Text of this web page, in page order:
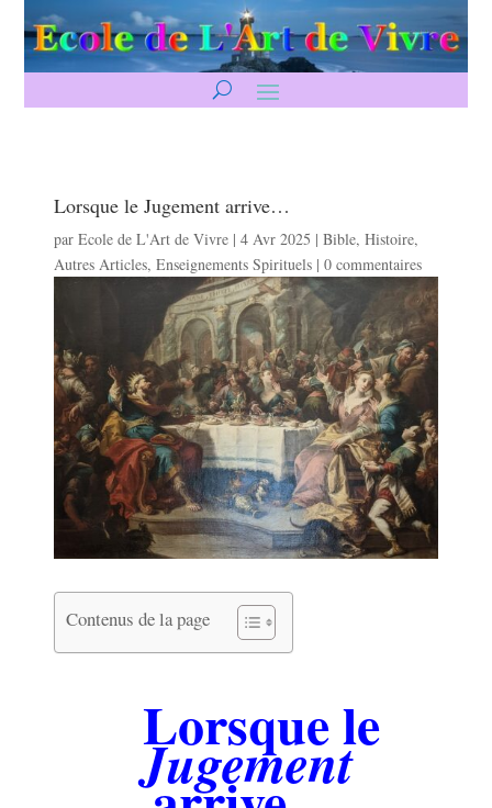
Lorsque le Jugement arrive…
parEcole de L'Art de Vivre |4 Avr 2025 |Bible,Histoire,
Autres Articles,Enseignements Spirituels |0 commentaires
Contenus de la page
Lorsque le
Jugement